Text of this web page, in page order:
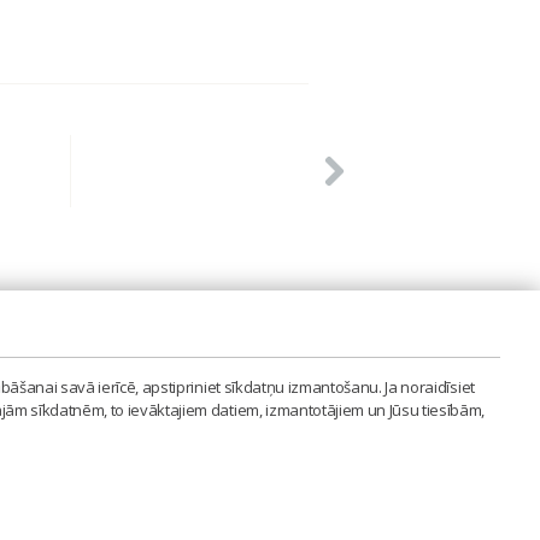
savā ierīcē, apstipriniet sīkdatņu izmantošanu. Ja noraidīsiet
sīkdatnēm, to ievāktajiem datiem, izmantotājiem un Jūsu tiesībām,